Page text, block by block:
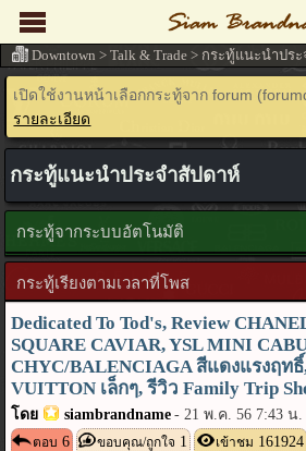
เปิดใช้งานหน้าเลือกกระทู้จาก forum
รายละเอียด
กระทู้แนะนำประจำสัปดาห์
กระทู้จากระบบอัตโนมัติ
กระทู้เรียงตามเวลาที่โพส
Dedicated To Tod's, Review
SQUARE CAVIAR, YSL MINI
CHYC/BALENCIAGA สีแดงแรงฤท
VUITTON เล็กๆ, รีวิว Family Trip
โดย siambrandname -21 พ.ค. 56 7:43 น.
ตอบ 6 ขอบคุณ/ถูกใจ 1 เข้าชม 161924
Downtown > Talk & Trade > กระทู้แนะนำปร